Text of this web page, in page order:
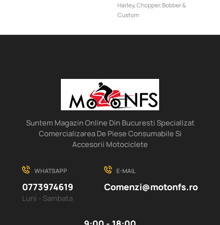
Harley, Chopper, Bobber &
Custom
Suntem Magazin Online Din Bucuresti Specializat
Comercializarea De Piese Consumabile Si
Accesorii Motociclete
WHATSAPP
0773974619
E-MAIL
Comenzi@motonfs.ro
Luni - Sambata